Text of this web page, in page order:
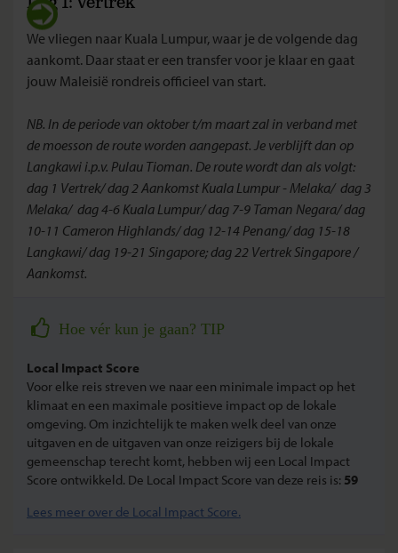
We vliegen naar Kuala Lumpur, waar je de volgende dag
aankomt. Daar staat er een transfer voor je klaar en gaat
jouw Maleisië rondreis officieel van start.
NB. In de periode van oktober t/m maart zal in verband met
de moesson de route worden aangepast. Je verblijft dan op
Langkawi i.p.v. Pulau Tioman. De route wordt dan als volgt:
dag 1 Vertrek/ dag 2 Aankomst Kuala Lumpur - Melaka/ dag 3
Melaka/ dag 4-6 Kuala Lumpur/ dag 7-9 Taman Negara/ dag
10-11 Cameron Highlands/ dag 12-14 Penang/ dag 15-18
Langkawi/ dag 19-21 Singapore; dag 22 Vertrek Singapore /
Aankomst.
Hoe vér kun je gaan? TIP
Local Impact Score
Voor elke reis streven we naar een minimale impact op het
klimaat en een maximale positieve impact op de lokale
omgeving. Om inzichtelijk te maken welk deel van onze
uitgaven en de uitgaven van onze reizigers bij de lokale
gemeenschap terecht komt, hebben wij een Local Impact
Score ontwikkeld. De Local Impact Score van deze reis is: 59
Lees meer over de Local Impact Score.